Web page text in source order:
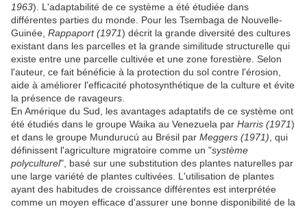
1963). L'adaptabilité de ce système a été étudiée dans
différentes parties du monde. Pour les Tsembaga de Nouvelle-
Guinée, Rappaport (1971) décrit la grande diversité des cultures
existant dans les parcelles et la grande similitude structurelle qui
existe entre une parcelle cultivée et une zone forestière. Selon
l'auteur, ce fait bénéficie à la protection du sol contre l'érosion,
aide à améliorer l'efficacité photosynthétique de la culture et évite
la présence de ravageurs.
En Amérique du Sud, les avantages adaptatifs de ce système ont
été étudiés dans le groupe Waika au Venezuela par Harris (1971)
et dans le groupe Mundurucú au Brésil par Meggers (1971) , qui
définissent l'agriculture migratoire comme un "système
polyculturel", basé sur une substitution des plantes naturelles par
une large variété de plantes cultivées. L'utilisation de plantes
ayant des habitudes de croissance différentes est interprétée
comme un moyen efficace d'assurer une bonne disponibilité de la